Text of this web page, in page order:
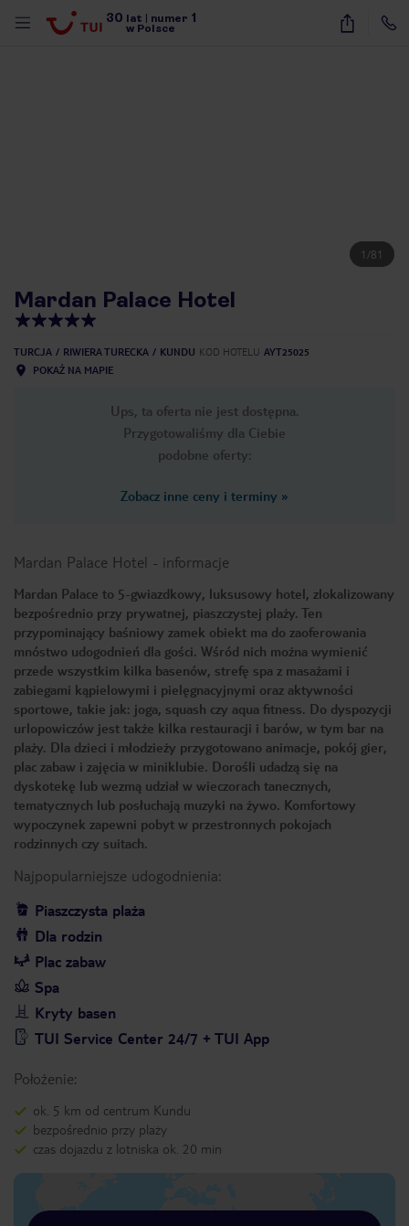
30 lat numer 1
w Polsce
1 /81
Mardan Palace Hotel
TURCJA RIWIERA TURECKA KUNDU KOD HOTELU AYT25025
POKAŻ NA MAPIE
Ups, ta oferta nie jest dostępna.
Przygotowaliśmy dla Ciebie
podobne oferty:
Zobacz inne ceny i terminy »
Mardan Palace Hotel - informacje
Mardan Palace to 5-gwiazdkowy, luksusowy hotel, zlokalizowany
bezpośrednio przy prywatnej, piaszczystej plaży. Ten
przypominający baśniowy zamek obiekt ma do zaoferowania
mnóstwo udogodnień dla gości. Wśród nich można wymienić
przede wszystkim kilka basenów, strefę spa z masażami i
zabiegami kąpielowymi i pielęgnacyjnymi oraz aktywności
sportowe, takie jak: joga, squash czy aqua fitness. Do dyspozycji
urlopowiczów jest także kilka restauracji i barów, w tym bar na
plaży. Dla dzieci i młodzieży przygotowano animacje, pokój gier,
plac zabaw i zajęcia w miniklubie. Dorośli udadzą się na
dyskotekę lub wezmą udział w wieczorach tanecznych,
tematycznych lub posłuchają muzyki na żywo. Komfortowy
wypoczynek zapewni pobyt w przestronnych pokojach
rodzinnych czy suitach.
Najpopularniejsze udogodnienia:
Piaszczysta plaża
Dla rodzin
Plac zabaw
Spa
Kryty basen
TUI Service Center 24/7 + TUI App
Położenie:
ok. 5 km od centrum Kundu
bezpośrednio przy plaży
czas dojazdu z lotniska ok. 20 min